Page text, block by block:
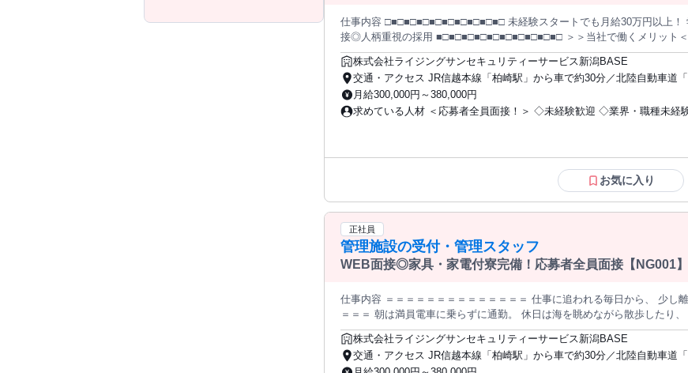
＜⭐資格をお持ちの方はさらに優遇！⭐＞ 施設警備資格保持者は… 【月給
━━━━━━━━━━━━━━━ ＼応募者全員面接／ 経験・学歴・年齢は問いません。 「まずは話だけ聞いてみた
い」だけでもOK！ お気軽にご応募ください！
仕事内容 □■□■□■□■□■□■□■□■□■□ 未経験スタートでも月給30万円以上！ 学歴・経験・転職回数不問！ 応募者全員面
接◎人柄重視の採用 ■□■□■□■□■□■□■□■□■□■□ ＞＞当社で働くメリット＜＜ ￣￣￣￣￣￣￣￣￣￣￣￣￣￣￣ ⭐入社
祝い金5万円支給 ⭐家具・家電付きの個室寮完備 ⭐家賃・光熱費無料で固
無料送迎あり ⭐未経験スタート多数 ⭐車通勤OK 「地元で安定して働きたい」 「しっかり稼ぎたい」 「新しい仕事に挑
戦したい」 そんな方を歓迎します！ 【仕事内容】 施設内での運営サポート業務をお任せします。 具体的には・・・
◆来訪者の受付・案内 ◆入退館手続きの確認 ◆施設内の見回り ◆モニター確認 ◆各
門知識は必要ありません。 あらかじめ決められた手順に沿って行う、 シ
━━━━━━━━━━━━━━━ ⏩地元で安定して働ける環境です
で長く安定して働きたい方にも選ばれています。 ━━━━━━━━━━━━━━━ ⏩初めての一人暮らしも安心
━━━━━━━━━━━━━━━ 家具・家電付きの個室寮を完備しているため
活に必要な設備が揃っているので、カバンひとつで新生活を始めることも可能です。 ・家賃無料 ・光熱
ビ・冷蔵庫・電子レンジ・洗濯機完備 ・無料送迎あり 遠方からの応募も安心してご検討いただけます。
整っているため、 初めての方でも安心してスタートできます。 現在活躍しているスタッフのほとんどが、 異業種から
の転職です。 コンビニスタッフ、倉庫作業、販売職、製造業、 サービス、営業など、様々な前職の方が在籍していま
す。 ━━━━━━━━━━━━━━━ ⏩応募者全員と面接を実施 ━━━━━━━━━━━━━━━ これまでの学歴や
です！ まずはお気軽にご応募ください。
株式会社ライジングサンセキュリティーサービス新潟BASE
交通・アクセス JR信越本線「柏崎駅」から車で約30分／北陸自動車道
車で約15分
月給300,000円～380,000円
求めている人材 ＜応募者全員面接！＞ ◇未経験歓迎 ◇業界・職種未経
い方 ・環境を変えてイチからスタートしたい方 ＜様々な前職からの転職者多数！＞
営業、事務、コンビニの店員、倉庫内の作業員、 飲食店スタッフ、アパ
フ、公務員など 様々な業界・職種から転職してきたメンバーが活躍中！ ＜以下の方は
即戦力！＞ 施設警備、夜勤警備、施設管理、駐車場警備、 大学警備、
のご経験をお持ちの方。 短期・単発のアルバイトで警備のご経験がある
年齢の条件と理由：あり（例外事由2号・18歳以上（警備業法の規定によ
お気に入り
正社員
管理施設の受付・管理スタッフ
WEB面接◎家具・家電付寮完備！応募者全員面接【NG001】
仕事内容 ＝＝＝＝＝＝＝＝＝＝＝＝＝＝ 仕事に追われる毎日から、 少し離れてみませんか？ ＝＝＝＝＝＝＝＝＝＝＝
＝＝＝ 朝は満員電車に乗らずに通勤。 休日は海を眺めながら散歩したり、 釣りやドライブを楽しんだり。 家賃や光熱
費を気にせず、 ゆとりを持って暮らす。 そんなスローライフを 新潟県柏崎市で始めませんか？ ＼こんな働き方が叶い
ます／ ￣￣￣￣￣￣￣￣￣￣￣￣￣￣￣ ✅月収30万円以上 ✅入社祝い金5
家賃・光熱費無料で固定費ほぼゼロ ✅WEB面接OK ✅県外応募歓迎 ✅寮～
株式会社ライジングサンセキュリティーサービス新潟BASE
交通・アクセス JR信越本線「柏崎駅」から車で約30分／北陸自動車道